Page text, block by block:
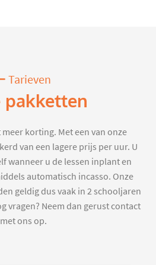
Tarieven
pakketten
korting. Met een van onze
van een lagere prijs per uur. U
wanneer u de lessen inplant en
automatisch incasso. Onze
geldig dus vaak in 2 schooljaren
vragen? Neem dan gerust contact
met ons op.